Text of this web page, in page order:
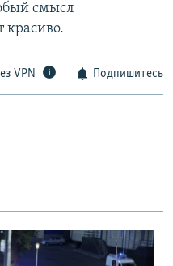
смысл
красиво.
VPN Подпишитесь